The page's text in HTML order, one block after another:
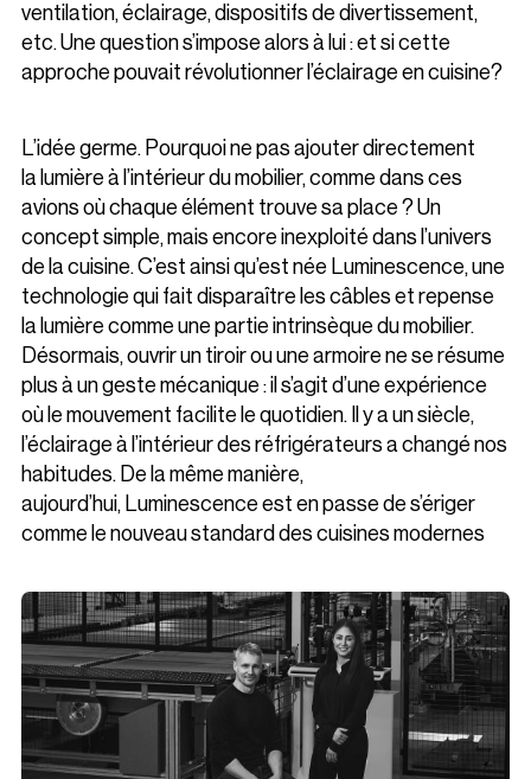
ventilation, éclairage, dispositifs de divertissement,
etc. Une question s’impose alors à lui : et si cette
approche pouvait révolutionner l’éclairage en cuisine?
L’idée germe. Pourquoi ne pas ajouter directement
la lumière à l’intérieur du mobilier, comme dans ces
avions où chaque élément trouve sa place ? Un
concept simple, mais encore inexploité dans l’univers
de la cuisine. C’est ainsi qu’est née Luminescence, une
technologie qui fait disparaître les câbles et repense
la lumière comme une partie intrinsèque du mobilier.
Désormais, ouvrir un tiroir ou une armoire ne se résume
plus à un geste mécanique : il s’agit d’une expérience
où le mouvement facilite le quotidien. Il y a un siècle,
l’éclairage à l’intérieur des réfrigérateurs a changé nos
habitudes. De la même manière,
aujourd’hui, Luminescence est en passe de s’ériger
comme le nouveau standard des cuisines modernes